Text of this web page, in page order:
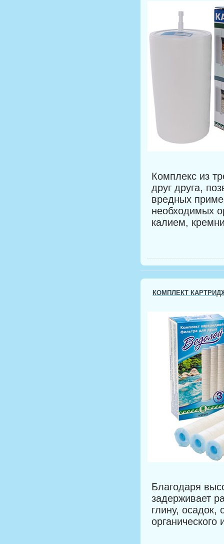
Комплекс из
друг друга,
вредных
необходимых
калием,
КОМПЛЕКТ
Благодаря
задерживает
глину, осадок,